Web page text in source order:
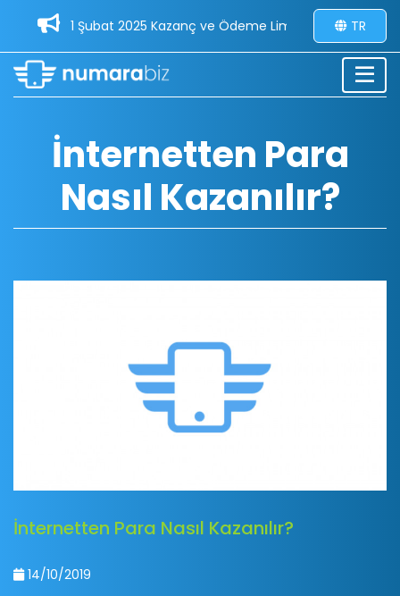
1 Şubat 2025 Kazanç ve Ödeme Limitleri Güncellemesi -
TR
İnternetten Para
Nasıl Kazanılır?
İnternetten Para Nasıl Kazanılır?
14/10/2019